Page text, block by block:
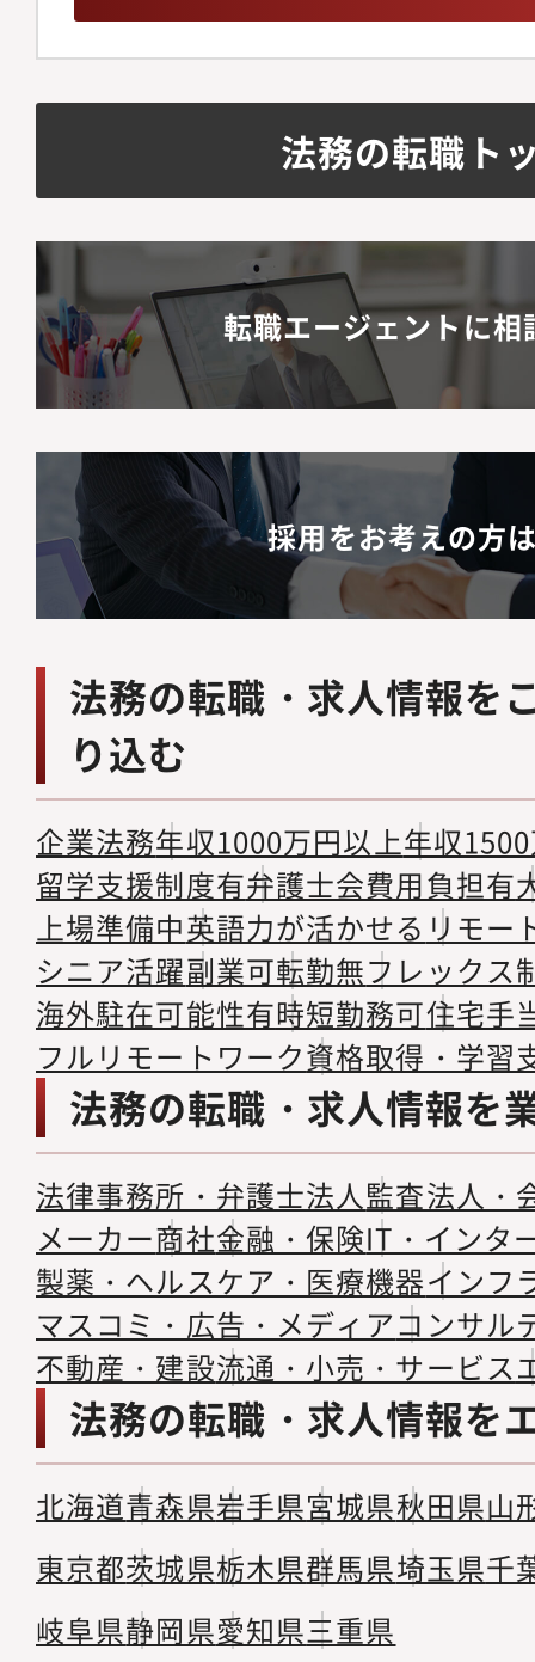
の法改正を先読みし
プライアンス」研修
的リテラシー向上の
ションの魅力】・代
断に直結するリーガ
能です。・上場前後
て、極めて市場価値
習得できます。・キ
じ、早期に法務責任
法務の転職ト
転職エージェントに相
採用をお考えの方
法務の転職・求人情報を
り込む
企業法務年収1000万円以上年収
留学支援制度有弁護士会費用負担有
上場準備中英語力が活かせる リモー
シニア活躍副業可転勤無フレックス
海外駐在可能性有時短勤務可住宅手
フルリモートワーク資格取得・学習
法務の転職・求人情報を
法律事務所・弁護士法人監査法人・
メーカー商社金融・保険IT・インタ
製薬・ヘルスケア・医療機器インフ
マスコミ・広告・メディアコンサル
不動産・建設流通・小売・サービス
法務の転職・求人情報を
北海道青森県岩手県宮城県秋田県山
東京都茨城県栃木県群馬県埼玉県千
岐阜県静岡県愛知県三重県